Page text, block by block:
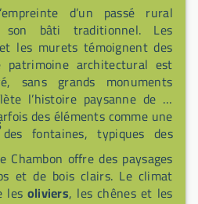
d’un passé rural
bâti traditionnel. Les
les murets témoignent des
patrimoine architectural est
sans grands monuments
l’histoire paysanne de la
des éléments comme une
fontaines, typiques des
Chambon offre des paysages
et de bois clairs. Le climat
les oliviers, les chênes et les